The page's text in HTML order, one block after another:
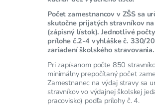
Počet zamestnancov v ZŠS sa
skutočne prijatých stravníkov
(zápisný lístok). Jednotlivé
prílohe č.2-4 vyhláške č. 330/
zariadení školského stravovania.
Pri zapísanom počte 850
minimálny prepočítaný počet
Zamestnanec na výdaj stravy sa
stravníkov vo výdajnej školskej
pracovisko) podľa prílohy č. 4.